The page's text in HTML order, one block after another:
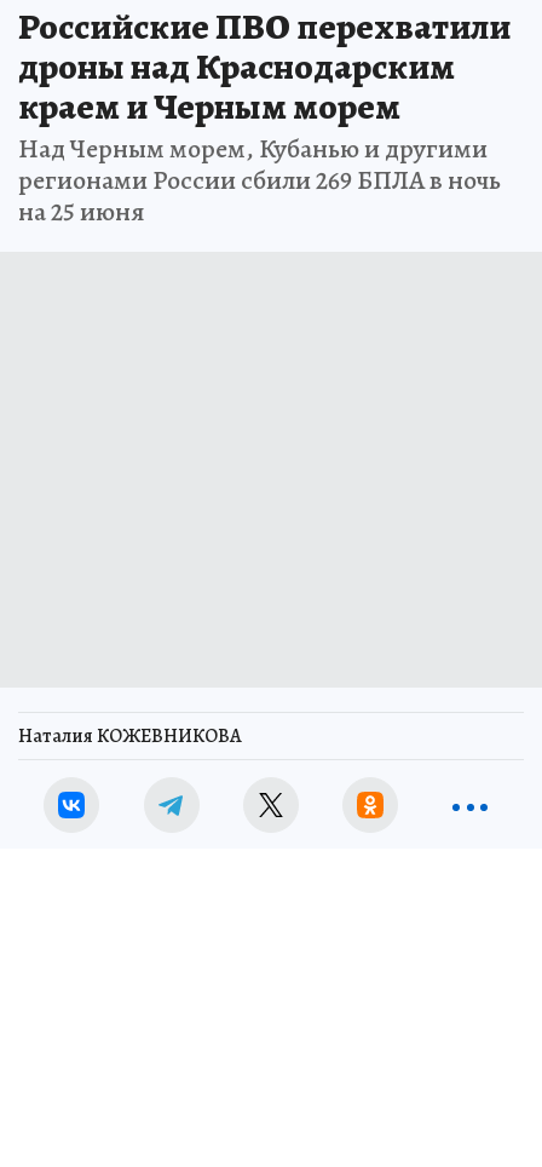
Российские ПВО перехватили
дроны над Краснодарским
краем и Черным морем
Над Черным морем, Кубанью и другими
регионами России сбили 269 БПЛА в ночь
на 25 июня
Наталия КОЖЕВНИКОВА